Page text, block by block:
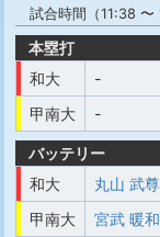
試合時間（11:38 〜
本塁打
和大
-
甲南大
-
バッテリー
和大
丸山 武尊
甲南大
宮武 暖和